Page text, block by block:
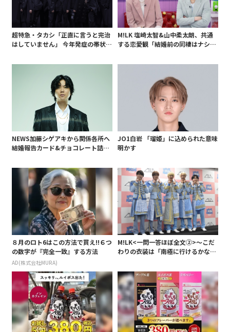
超特急・タカシ「正直に言うと完治
はしていません」 今年発症の帯状疱
白 後遺症も語る
M!LK 塩崎太智&山中柔太朗、共通
する恋愛観「結婚前の同棲はナシ」
NEWS加藤シゲアキから関係各所へ
結婚報告カード&チョコレート詰め
も添えて
JO1白岩 「瑠姫」に込められた意味
明かす
８月のロト6はこの方法で買え!!６つ
の数字が『完全一致』する方法
AD(株式会社MURA)
M!LK<一問一答ほぼ全文②>～こだ
わりの衣装は「南極に行けるかなと